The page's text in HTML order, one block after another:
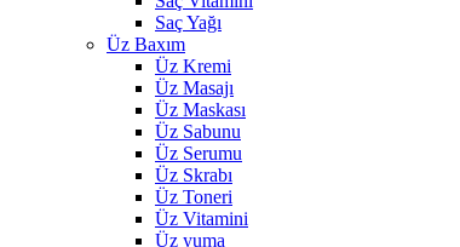
Saç Yağı
Üz Baxım
Üz Kremi
Üz Masajı
Üz Maskası
Üz Sabunu
Üz Serumu
Üz Skrabı
Üz Toneri
Üz Vitamini
Üz yuma